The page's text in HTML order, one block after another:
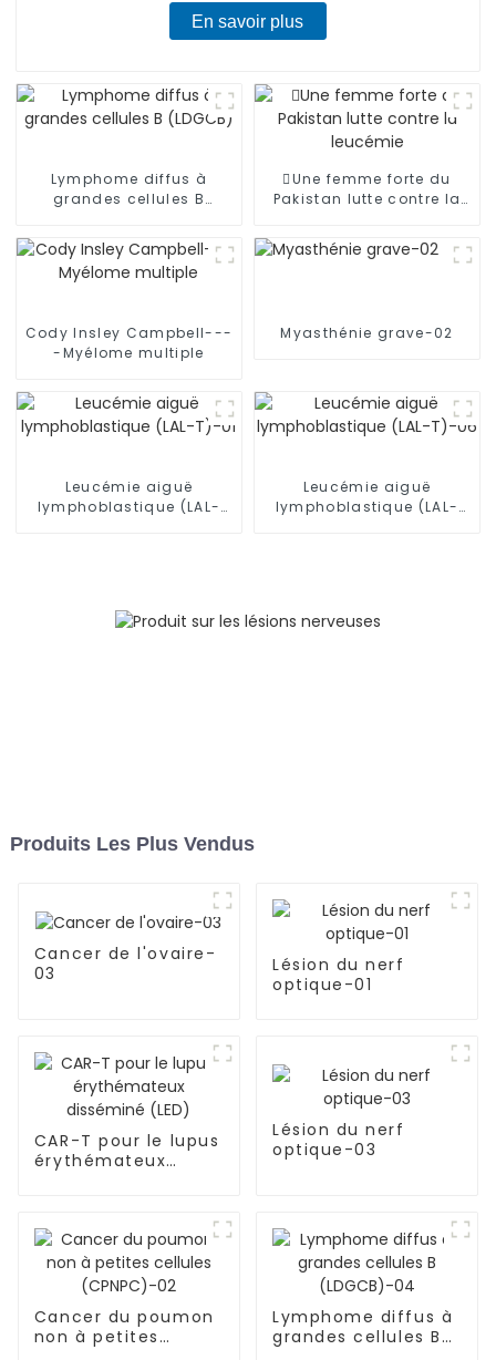
En savoir plus
Lymphome diffus à
grandes cellules B
Une femme forte du
Pakistan lutte contre la
Cody Insley Campbell---
-Myélome multiple
Myasthénie grave-02
Leucémie aiguë
lymphoblastique (LAL-
Leucémie aiguë
lymphoblastique (LAL-
Produits Les Plus Vendus
Cancer de l'ovaire-
03
Lésion du nerf
optique-01
CAR-T pour le lupus
érythémateux
Lésion du nerf
optique-03
Cancer du poumon
non à petites
Lymphome diffus à
grandes cellules B